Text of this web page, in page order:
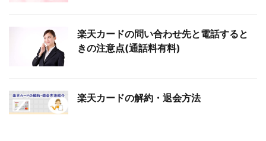
楽天カードの問い合わせ先と電話すると
きの注意点(通話料有料)
楽天カードの解約・退会方法